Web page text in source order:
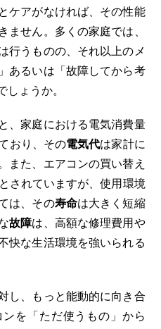
ケアがなければ、その性能
ません。多くの家庭では、
行うものの、それ以上のメ
あるいは「故障してから考
ょうか。
、家庭における電気消費量
おり、その電気代は家計に
また、エアコンの買い替え
されていますが、使用環境
は、その寿命は大きく短縮
故障は、高額な修理費用や
快な生活環境を強いられる
し、もっと能動的に向き合
を「ただ使うもの」から